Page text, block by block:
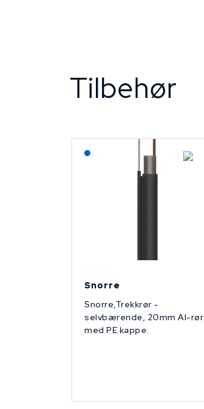
Tilbehør
Snorre
Snorre,Trekkrør -
selvbærende, 20mm Al-rør
med PE kappe.